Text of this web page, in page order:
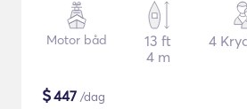
Motor båd
13 ft
4 m
4
$447 /dag